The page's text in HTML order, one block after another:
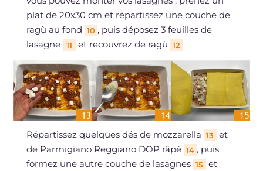
plat de 20x30 cm et répartissez une couche de
ragù au fond 10 , puis déposez 3 feuilles de
lasagne
11 et recouvrez de ragù 12 .
Répartissez quelques dés de mozzarella 13
et
de Parmigiano Reggiano DOP râpé 14 , puis
formez une autre couche de lasagnes 15 et